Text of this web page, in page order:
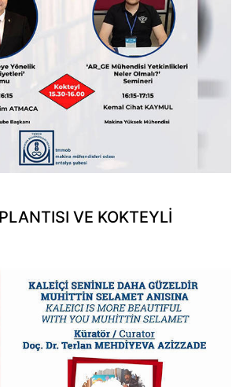
VE KOKTEYLI